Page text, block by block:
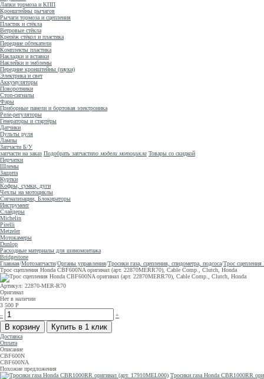
Лапки тормоза и КПП
Кронштейны рычагов
Рычаги тормоза и сцепления
Пластик и стёкла
Ветровые стёкла
Крепёж стёкол и пластика
Передние обтекатели
Комплекты пластика
Накладки и вставки
Наклейки и эмблемы
Передние кронштейны (пауки)
Электрика и свет
Аккумуляторы
Поворотники
Стоп-сигналы
Фары
Приборные панели и бортовая электроника
Реле-регуляторы
Генераторы и стартёры
Датчики
Пульты руля
Лампы
Запчасти Б/У
запчасти на заказ Подобрать запчастипо модели мотоцикла Товары со скидкой
Перчатки
Шлемы
Защита
Куртки
Кофры, сумки, дуги
Чехлы на мотоциклы
Сигнализации, Блокираторы
Инструмент
Слайдеры
Michelin
Pirelli
Metzeler
Мотокамеры
Dunlop
Расходные материалы для шиномонтажа
Bridgestone
Главная/Мотозапчасти/Органы управления/Тросики газа, сцепления, спидометра, подсоса/Трос
Трос сцепления Honda CBF600NA оригинал (арт. 22870MERR70), Cable Comp., Clutch, Honda
Артикул: 22870-MER-R70
Оригинал
Нет в наличии
3 500 Р
–
+
Доставка
Оплата
Описание
CBF600N
CBF600NA
Похожие предложения
Тросики газа Honda CBR1000RR